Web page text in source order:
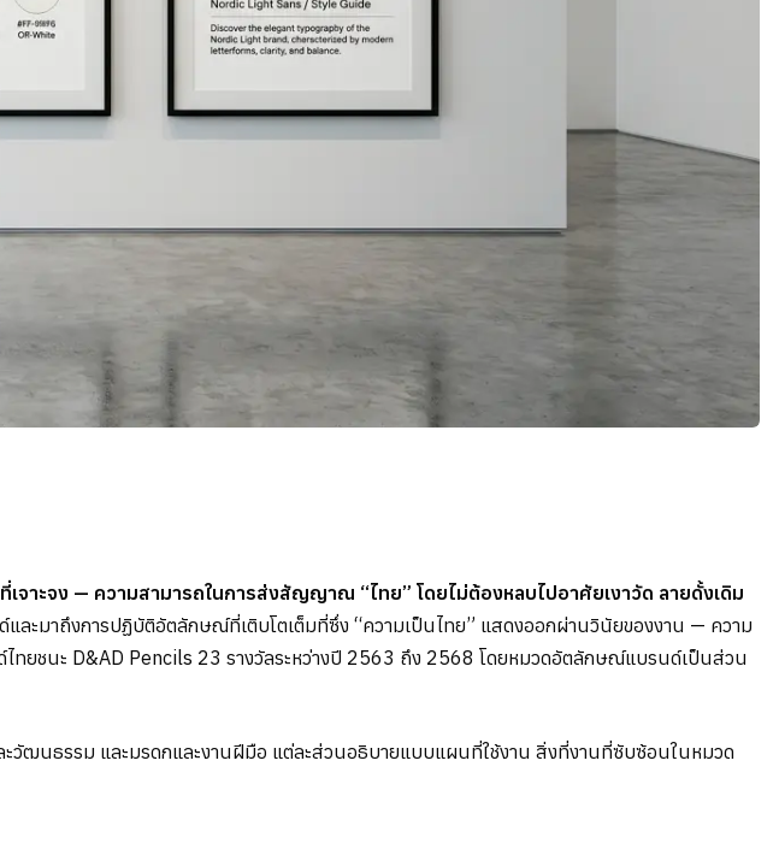
ะจง — ความสามารถในการส่งสัญญาณ “ไทย” โดยไม่ต้องหลบไปอาศัยเงาวัด ลายดั้งเดิม
ะมาถึงการปฏิบัติอัตลักษณ์ที่เติบโตเต็มที่ซึ่ง “ความเป็นไทย” แสดงออกผ่านวินัยของงาน — ความ
ทยชนะ D&AD Pencils 23 รางวัลระหว่างปี 2563 ถึง 2568 โดยหมวดอัตลักษณ์แบรนด์เป็นส่วน
วัฒนธรรม และมรดกและงานฝีมือ แต่ละส่วนอธิบายแบบแผนที่ใช้งาน สิ่งที่งานที่ซับซ้อนในหมวด